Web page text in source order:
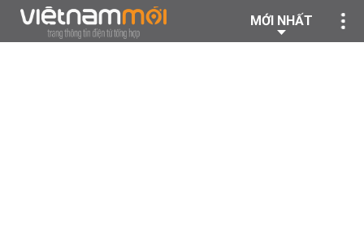
MỚI NHẤT